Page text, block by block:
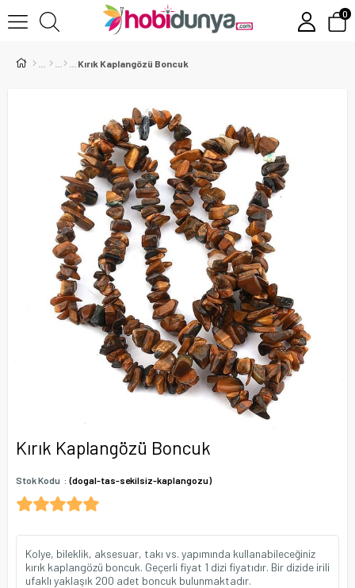
0
Kırık Kaplangözü Boncuk
Kırık Kaplangözü Boncuk
Stok Kodu (dogal-tas-sekilsiz-kaplangozu)
Kolye, bileklik, aksesuar, takı vs. yapımında kullanabileceğiniz
kırık kaplangözü boncuk. Geçerli fiyat 1 dizi fiyatıdır. Bir dizide irili
ufaklı yaklaşık 200 adet boncuk bulunmaktadır.